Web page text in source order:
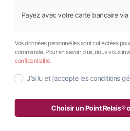
Payez avec votre carte bancaire via
Vos données personnelles sont collectées
commande. Pour en savoir plus, nous vous
confidentialité.
J’ai lu et j’accepte lesconditions
Choisir un Point Relais®